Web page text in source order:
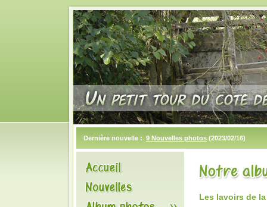
Dernière nouvelle : 9 Nouvelles photos (2023/02/16)
Les lavoirs de la